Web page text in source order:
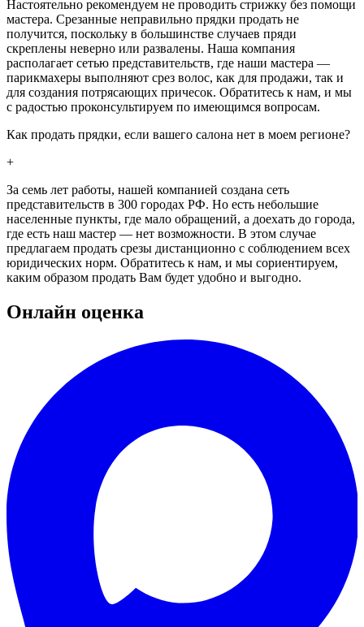
Настоятельно рекомендуем не проводить стрижку без помощи
мастера. Срезанные неправильно прядки продать не
получится, поскольку в большинстве случаев пряди
скреплены неверно или развалены. Наша компания
располагает сетью представительств, где наши мастера —
парикмахеры выполняют срез волос, как для продажи, так и
для создания потрясающих причесок. Обратитесь к нам, и мы
с радостью проконсультируем по имеющимся вопросам.
Как продать прядки, если вашего салона нет в моем регионе?
+
За семь лет работы, нашей компанией создана сеть
представительств в 300 городах РФ. Но есть небольшие
населенные пункты, где мало обращений, а доехать до города,
где есть наш мастер — нет возможности. В этом случае
предлагаем продать срезы дистанционно с соблюдением всех
юридических норм. Обратитесь к нам, и мы сориентируем,
каким образом продать Вам будет удобно и выгодно.
Онлайн оценка